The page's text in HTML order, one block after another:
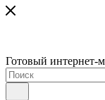
Готовый интернет-